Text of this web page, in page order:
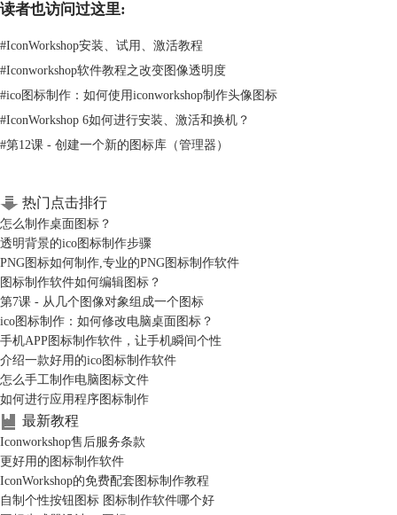
接下来，点击绘图工具栏的“文本”按钮（快捷键ctrl+t）：
界面上出现“添加文本”窗口，输入要添加的文本、字体属性、大小，设置
粗体/斜体等，设置完毕点下确定。
读者也访问过这里:
#IconWorkshop安装、试用、激活教程
#Iconworkshop软件教程之改变图像透明度
#ico图标制作：如何使用iconworkshop制作头像图标
#IconWorkshop 6如何进行安装、激活和换机？
#第12课 - 创建一个新的图标库（管理器）
热门点击排行
怎么制作桌面图标？
透明背景的ico图标制作步骤
PNG图标如何制作,专业的PNG图标制作软件
图标制作软件如何编辑图标？
第7课 - 从几个图像对象组成一个图标
ico图标制作：如何修改电脑桌面图标？
手机APP图标制作软件，让手机瞬间个性
介绍一款好用的ico图标制作软件
怎么手工制作电脑图标文件
如何进行应用程序图标制作
最新教程
Iconworkshop售后服务条款
更好用的图标制作软件
IconWorkshop的免费配套图标制作教程
自制个性按钮图标 图标制作软件哪个好